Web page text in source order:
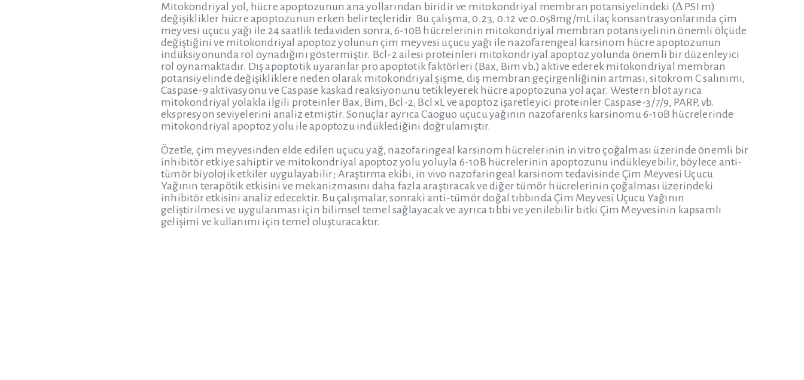
Mitokondriyal yol, hücre apoptozunun ana yollarından biridir ve mitokondriyal membran potansiyelindeki (∆ PSI m)
değişiklikler hücre apoptozunun erken belirteçleridir. Bu çalışma, 0.23, 0.12 ve 0.058mg/mL ilaç konsantrasyonlarında çim
meyvesi uçucu yağı ile 24 saatlik tedaviden sonra, 6-10B hücrelerinin mitokondriyal membran potansiyelinin önemli ölçüde
değiştiğini ve mitokondriyal apoptoz yolunun çim meyvesi uçucu yağı ile nazofarengeal karsinom hücre apoptozunun
indüksiyonunda rol oynadığını göstermiştir. Bcl-2 ailesi proteinleri mitokondriyal apoptoz yolunda önemli bir düzenleyici
rol oynamaktadır. Dış apoptotik uyaranlar pro apoptotik faktörleri (Bax, Bim vb.) aktive ederek mitokondriyal membran
potansiyelinde değişikliklere neden olarak mitokondriyal şişme, dış membran geçirgenliğinin artması, sitokrom C salınımı,
Caspase-9 aktivasyonu ve Caspase kaskad reaksiyonunu tetikleyerek hücre apoptozuna yol açar. Western blot ayrıca
mitokondriyal yolakla ilgili proteinler Bax, Bim, Bcl-2, Bcl xL ve apoptoz işaretleyici proteinler Caspase-3/7/9, PARP, vb.
ekspresyon seviyelerini analiz etmiştir. Sonuçlar ayrıca Caoguo uçucu yağının nazofarenks karsinomu 6-10B hücrelerinde
mitokondriyal apoptoz yolu ile apoptozu indüklediğini doğrulamıştır.
Özetle, çim meyvesinden elde edilen uçucu yağ, nazofaringeal karsinom hücrelerinin in vitro çoğalması üzerinde önemli bir
inhibitör etkiye sahiptir ve mitokondriyal apoptoz yolu yoluyla 6-10B hücrelerinin apoptozunu indükleyebilir, böylece anti-
tümör biyolojik etkiler uygulayabilir; Araştırma ekibi, in vivo nazofaringeal karsinom tedavisinde Çim Meyvesi Uçucu
Yağının terapötik etkisini ve mekanizmasını daha fazla araştıracak ve diğer tümör hücrelerinin çoğalması üzerindeki
inhibitör etkisini analiz edecektir. Bu çalışmalar, sonraki anti-tümör doğal tıbbında Çim Meyvesi Uçucu Yağının
geliştirilmesi ve uygulanması için bilimsel temel sağlayacak ve ayrıca tıbbi ve yenilebilir bitki Çim Meyvesinin kapsamlı
gelişimi ve kullanımı için temel oluşturacaktır.